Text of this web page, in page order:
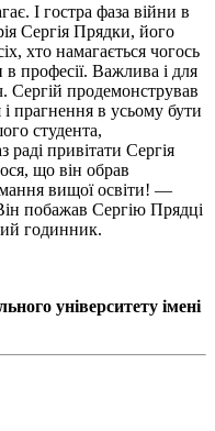
І гостра фаза війни в
Сергія Прядки, його
хто намагається чогось
в професії. Важлива і для
Сергій продемонстрував
прагнення в усьому бути
студента,
раді привітати Сергія
що він обрав
вищої освіти! —
побажав Сергію Прядці
годинник.
університету імені